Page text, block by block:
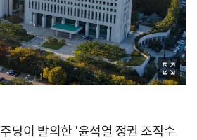
당이 발의한 '윤석열 정권 조작수